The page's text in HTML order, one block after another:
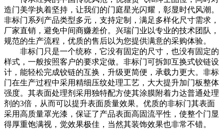
造门美学执着坚持，让我们的门庭星光闪耀，彰显时代风潮。
非标门系列产品类型多元，支持定制，满足多样化尺寸需求，
厂家直销，避免中间商赚差价。兴瑞门业以专业的技术团队，
规范的生产流程，优质的售后以为您提供满意的采购体验。
非标门只是一个统称，它没有固定的尺寸，也没有固定的
样式，一般按照客户的要求定做。非标门可拆卸互换式铰链设
计，能轻松完成铰链的互换，升级更简便，承载力更大。非标
门在生产过程中采用精细压纹处理工艺，大大提升加门板整体
强度。其表面处理剂采用独特配方使其涂膜附着力达普通处理
剂的3倍，从而可以提升表面质量效果。优质的非标门其表面
采用高质量罩光漆，保证了产品表面高固流平性，使整个门显
得厚重饱满视，觉效果极佳，当然其装饰效果也非常不错。